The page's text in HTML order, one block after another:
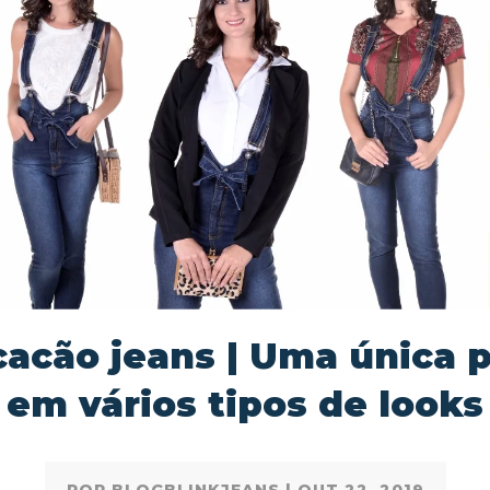
jeans | Uma única
em vários tipos de looks